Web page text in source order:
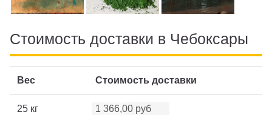
Стоимость доставки в Чебоксары
Вес Стоимость доставки
25 кг 1 366,00 руб